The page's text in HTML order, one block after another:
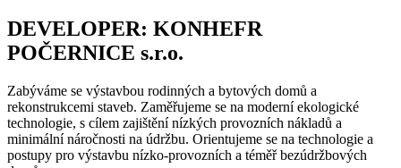
DEVELOPER: KONHEFR
POČERNICE s.r.o.
Zabýváme se výstavbou rodinných a bytových domů a
rekonstrukcemi staveb. Zaměřujeme se na moderní ekologické
technologie, s cílem zajištění nízkých provozních nákladů a
minimální náročnosti na údržbu. Orientujeme se na technologie a
postupy pro výstavbu nízko-provozních a téměř bezúdržbových